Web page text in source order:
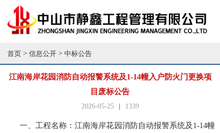
首页 > 信息公开 > 中标公告
江南海岸花园消防自动报警系统及1-14幢入户防火门更换项
目废标公告
2026-05-25 1339
一、工程名称：江南海岸花园消防自动报警系统及 1-14幢